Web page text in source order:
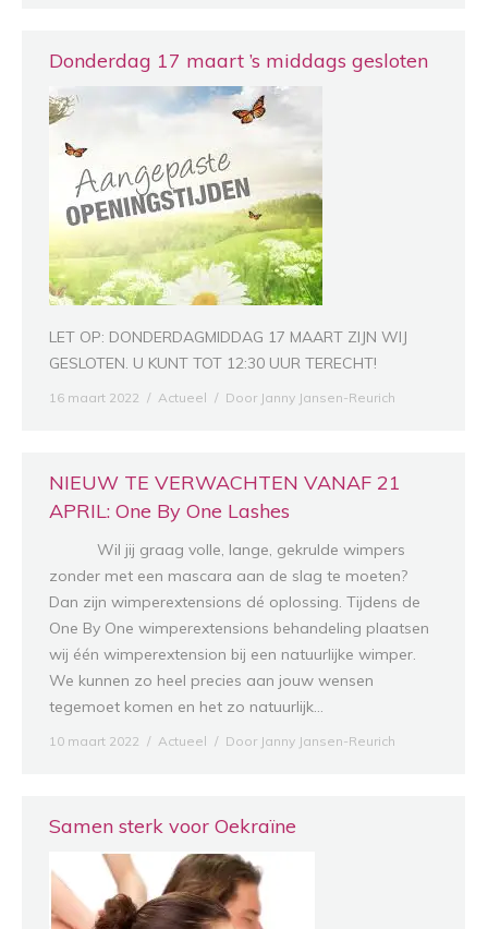
Donderdag 17 maart ’s middags gesloten
LET OP: DONDERDAGMIDDAG 17 MAART ZIJN WIJ
GESLOTEN. U KUNT TOT 12:30 UUR TERECHT!
16 maart 2022 Actueel Door Janny Jansen-Reurich
NIEUW TE VERWACHTEN VANAF 21
APRIL: One By One Lashes
Wil jij graag volle, lange, gekrulde wimpers
zonder met een mascara aan de slag te moeten?
Dan zijn wimperextensions dé oplossing. Tijdens de
One By One wimperextensions behandeling plaatsen
wij één wimperextension bij een natuurlijke wimper.
We kunnen zo heel precies aan jouw wensen
tegemoet komen en het zo natuurlijk…
10 maart 2022 Actueel Door Janny Jansen-Reurich
Samen sterk voor Oekraïne